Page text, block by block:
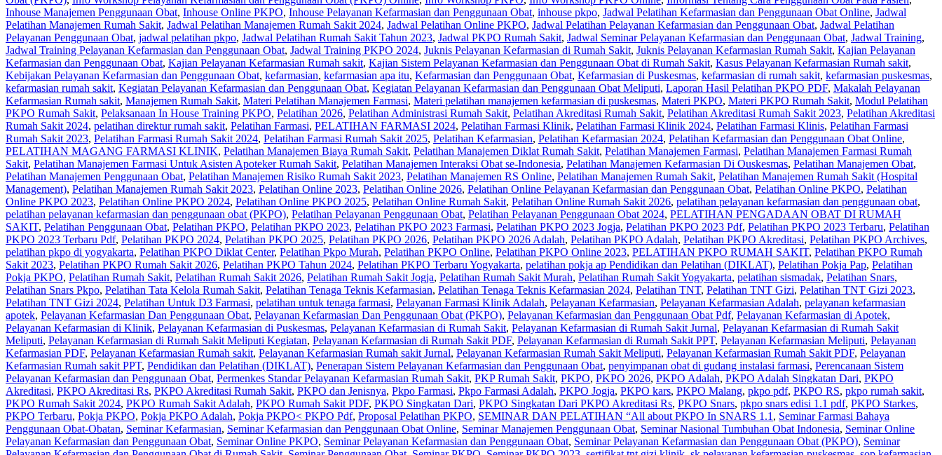
Inhouse Manajemen Penggunaan Obat, Inhouse Online PKPO, Inhouse Pelayanan Kefarmasian dan Penggunaan Obat, inhouse pkpo, Jadwal Pelatihan Kefarmasian dan Penggunaan Obat Online, Jadwal
Pelatihan Manajemen Rumah Sakit, Jadwal Pelatihan Manajemen Rumah Sakit 2024, Jadwal Pelatihan Online PKPO, Jadwal Pelatihan Pelayanan Kefarmasian dan Penggunaan Obat, Jadwal Pelatihan
Pelayanan Penggunaan Obat, jadwal pelatihan pkpo, Jadwal Pelatihan Rumah Sakit Tahun 2023, Jadwal PKPO Rumah Sakit, Jadwal Seminar Pelayanan Kefarmasian dan Penggunaan Obat, Jadwal Training,
Jadwal Training Pelayanan Kefarmasian dan Penggunaan Obat, Jadwal Training PKPO 2024, Juknis Pelayanan Kefarmasian di Rumah Sakit, Juknis Pelayanan Kefarmasian Rumah Sakit, Kajian Pelayanan
Kefarmasian dan Penggunaan Obat, Kajian Pelayanan Kefarmasian Rumah sakit, Kajian Sistem Pelayanan Kefarmasian dan Penggunaan Obat di Rumah Sakit, Kasus Pelayanan Kefarmasian Rumah sakit,
Kebijakan Pelayanan Kefarmasian dan Penggunaan Obat, kefarmasian, kefarmasian apa itu, Kefarmasian dan Penggunaan Obat, Kefarmasian di Puskesmas, kefarmasian di rumah sakit, kefarmasian puskesmas,
kefarmasian rumah sakit, Kegiatan Pelayanan Kefarmasian dan Penggunaan Obat, Kegiatan Pelayanan Kefarmasian dan Penggunaan Obat Meliputi, Laporan Hasil Pelatihan PKPO PDF, Makalah Pelayanan
Kefarmasian Rumah sakit, Manajemen Rumah Sakit, Materi Pelatihan Manajemen Farmasi, Materi pelatihan manajemen kefarmasian di puskesmas, Materi PKPO, Materi PKPO Rumah Sakit, Modul Pelatihan
PKPO Rumah Sakit, Pelaksanaan In House Training PKPO, Pelatihan 2026, Pelatihan Administrasi Rumah Sakit, Pelatihan Akreditasi Rumah Sakit, Pelatihan Akreditasi Rumah Sakit 2023, Pelatihan Akreditasi
Rumah Sakit 2024, pelatihan direktur rumah sakit, Pelatihan Farmasi, PELATIHAN FARMASI 2024, Pelatihan Farmasi Klinik, Pelatihan Farmasi Klinik 2024, Pelatihan Farmasi Klinis, Pelatihan Farmasi
Rumah Sakit 2023, Pelatihan Farmasi Rumah Sakit 2024, Pelatihan Farmasi Rumah Sakit 2025, Pelatihan Kefarmasian, Pelatihan Kefarmasian 2024, Pelatihan Kefarmasian dan Penggunaan Obat Online,
PELATIHAN MAGANG FARMASI KLINIK, Pelatihan Manajemen Biaya Rumah Sakit, Pelatihan Manajemen Diklat Rumah Sakit, Pelatihan Manajemen Farmasi, Pelatihan Manajemen Farmasi Rumah
Sakit, Pelatihan Manajemen Farmasi Untuk Asisten Apoteker Rumah Sakit, Pelatihan Manajemen Interaksi Obat se-Indonesia, Pelatihan Manajemen Kefarmasian Di Ouskesmas, Pelatihan Manajemen Obat,
Pelatihan Manajemen Penggunaan Obat, Pelatihan Manajemen Risiko Rumah Sakit 2023, Pelatihan Manajemen RS Online, Pelatihan Manajemen Rumah Sakit, Pelatihan Manajemen Rumah Sakit (Hospital
Management), Pelatihan Manajemen Rumah Sakit 2023, Pelatihan Online 2023, Pelatihan Online 2026, Pelatihan Online Pelayanan Kefarmasian dan Penggunaan Obat, Pelatihan Online PKPO, Pelatihan
Online PKPO 2023, Pelatihan Online PKPO 2024, Pelatihan Online PKPO 2025, Pelatihan Online Rumah Sakit, Pelatihan Online Rumah Sakit 2026, pelatihan pelayanan kefarmasian dan penggunaan obat,
pelatihan pelayanan kefarmasian dan penggunaan obat (PKPO), Pelatihan Pelayanan Penggunaan Obat, Pelatihan Pelayanan Penggunaan Obat 2024, PELATIHAN PENGADAAN OBAT DI RUMAH
SAKIT, Pelatihan Penggunaan Obat, Pelatihan PKPO, Pelatihan PKPO 2023, Pelatihan PKPO 2023 Farmasi, Pelatihan PKPO 2023 Jogja, Pelatihan PKPO 2023 Pdf, Pelatihan PKPO 2023 Terbaru, Pelatihan
PKPO 2023 Terbaru Pdf, Pelatihan PKPO 2024, Pelatihan PKPO 2025, Pelatihan PKPO 2026, Pelatihan PKPO 2026 Adalah, Pelatihan PKPO Adalah, Pelatihan PKPO Akreditasi, Pelatihan PKPO Archives,
pelatihan pkpo di yogyakarta, Pelatihan PKPO Diklat Center, Pelatihan Pkpo Murah, Pelatihan PKPO Online, Pelatihan PKPO Online 2023, PELATIHAN PKPO RUMAH SAKIT, Pelatihan PKPO Rumah
Sakit 2023, Pelatihan PKPO Rumah Sakit 2026, Pelatihan PKPO Tahun 2024, Pelatihan PKPO Terbaru Yogyakarta, pelatihan pokja ap Pendidikan dan Pelatihan (DIKLAT), Pelatihan Pokja Pap, Pelatihan
Pokja PKPO, Pelatihan Rumah Sakit‎, Pelatihan Rumah Sakit 2026, Pelatihan Rumah Sakit Jogja, Pelatihan Rumah Sakit Murah, Pelatihan Rumah Sakit Yogyakarta, pelatihan sismadak, Pelatihan Snars,
Pelatihan Snars Pkpo, Pelatihan Tata Kelola Rumah Sakit, Pelatihan Tenaga Teknis Kefarmasian, Pelatihan Tenaga Teknis Kefarmasian 2024, Pelatihan TNT, Pelatihan TNT Gizi, Pelatihan TNT Gizi 2023,
Pelatihan TNT Gizi 2024, Pelatihan Untuk D3 Farmasi, pelatihan untuk tenaga farmasi, Pelayanan Farmasi Klinik Adalah, Pelayanan Kefarmasian, Pelayanan Kefarmasian Adalah, pelayanan kefarmasian
apotek, Pelayanan Kefarmasian Dan Penggunaan Obat, Pelayanan Kefarmasian Dan Penggunaan Obat (PKPO), Pelayanan Kefarmasian dan Penggunaan Obat Pdf, Pelayanan Kefarmasian di Apotek,
Pelayanan Kefarmasian di Klinik, Pelayanan Kefarmasian di Puskesmas, Pelayanan Kefarmasian di Rumah Sakit, Pelayanan Kefarmasian di Rumah Sakit Jurnal, Pelayanan Kefarmasian di Rumah Sakit
Meliputi, Pelayanan Kefarmasian di Rumah Sakit Meliputi Kegiatan, Pelayanan Kefarmasian di Rumah Sakit PDF, Pelayanan Kefarmasian di Rumah Sakit PPT, Pelayanan Kefarmasian Meliputi, Pelayanan
Kefarmasian PDF, Pelayanan Kefarmasian Rumah sakit, Pelayanan Kefarmasian Rumah sakit Jurnal, Pelayanan Kefarmasian Rumah Sakit Meliputi, Pelayanan Kefarmasian Rumah Sakit PDF, Pelayanan
Kefarmasian Rumah sakit PPT, Pendidikan dan Pelatihan (DIKLAT), Penerapan Sistem Pelayanan Kefarmasian dan Penggunaan Obat, penyimpanan obat di gudang instalasi farmasi, Perencanaan Sistem
Pelayanan Kefarmasian dan Penggunaan Obat, Permenkes Standar Pelayanan Kefarmasian Rumah Sakit, PKP Rumah Sakit, PKPO, PKPO 2026, PKPO Adalah, PKPO Adalah Singkatan Dari, PKPO
Akreditasi, PKPO Akreditasi Rs, PKPO Akreditasi Rumah Sakit, PKPO dan Jenisnya, Pkpo Farmasi, Pkpo Farmasi Adalah, PKPO Jogja, PKPO kars, PKPO Malang, pkpo pdf, PKPO RS, pkpo rumah sakit,
PKPO Rumah Sakit 2024, PKPO Rumah Sakit Adalah, PKPO Rumah Sakit PDF, PKPO Singkatan Dari, PKPO Singkatan Dari PKPO Akreditasi Rs, PKPO Snars, pkpo snars edisi 1.1 pdf, PKPO Starkes,
PKPO Terbaru, Pokja PKPO, Pokja PKPO Adalah, Pokja PKPO< PKPO Pdf, Proposal Pelatihan PKPO, SEMINAR DAN PELATIHAN “All about PKPO In SNARS 1.1 , Seminar Farmasi Bahaya
Penggunaan Obat-Obatan, Seminar Kefarmasian, Seminar Kefarmasian dan Penggunaan Obat Online, Seminar Manajemen Penggunaan Obat, Seminar Nasional Tumbuhan Obat Indonesia, Seminar Online
Pelayanan Kefarmasian dan Penggunaan Obat, Seminar Online PKPO, Seminar Pelayanan Kefarmasian dan Penggunaan Obat, Seminar Pelayanan Kefarmasian dan Penggunaan Obat (PKPO), Seminar